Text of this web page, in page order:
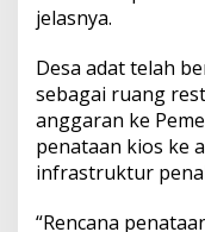
jelasnya.
Desa adat telah
sebagai ruang
anggaran ke
penataan kios ke
infrastruktur
“Rencana